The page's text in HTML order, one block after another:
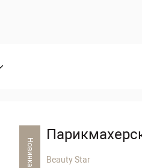
Новинка Beauty Star